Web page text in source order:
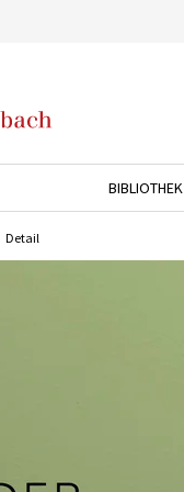
BIBLIOTHEK
Detail